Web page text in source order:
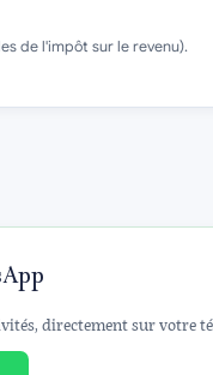
de l'impôt sur le revenu).
directement sur votre